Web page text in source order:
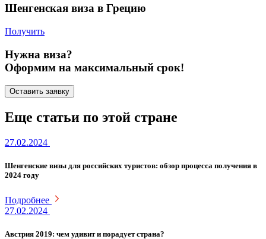
Шенгенская виза в Грецию
Получить
Нужна виза?
Оформим на максимальный срок!
Оставить заявку
Еще статьи по этой стране
27.02.2024
Шенгенские визы для российских туристов: обзор процесса получения в
2024 году
Подробнее
27.02.2024
Австрия 2019: чем удивит и порадует страна?